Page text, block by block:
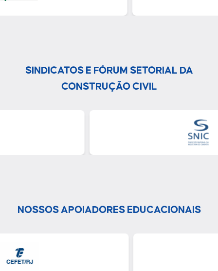
SINDICATOS E FÓRUM SETORIAL DA
CONSTRUÇÃO CIVIL
NOSSOS APOIADORES EDUCACIONAIS